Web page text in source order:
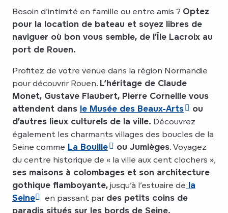
Besoin d’intimité en famille ou entre amis ? Optez
pour la location de bateau et soyez libres de
naviguer où bon vous semble, de l’Île Lacroix au
port de Rouen.
Profitez de votre venue dans la région Normandie
pour découvrir Rouen. L’héritage de Claude
Monet, Gustave Flaubert, Pierre Corneille vous
attendent dans le Musée des Beaux-Arts
ou
d’autres lieux culturels de la ville. Découvrez
également les charmants villages des boucles de la
Seine comme La Bouille ou Jumièges. Voyagez
du centre historique de « la ville aux cent clochers »,
ses maisons à colombages et son architecture
gothique flamboyante, jusqu’à l’estuaire de la
Seine
en passant par des petits coins de
paradis situés sur les bords de Seine.